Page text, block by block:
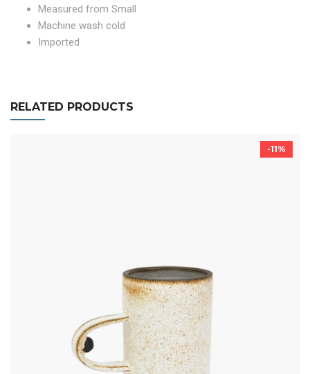
Measured from Small
Machine wash cold
Imported
RELATED PRODUCTS
-11%